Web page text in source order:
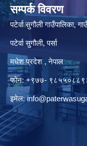
सम्पर्क विवरण
पटेर्वा सुगौली गाउँपालिका,
पटेर्वा सुगौली, पर्सा
मधेश प्रदेश , नेपाल
फोन: +९७७-
इमेल: